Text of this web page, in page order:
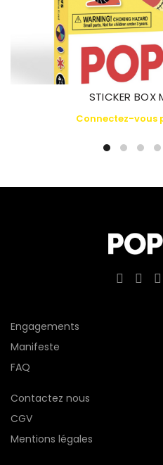
STICKER BOX
Connectez-vous
Engagements
Manifeste
FAQ
Contactez nous
CGV
Mentions légales